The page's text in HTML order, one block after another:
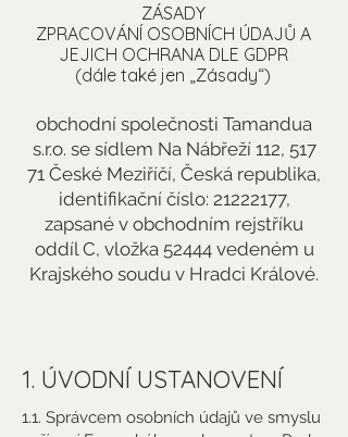
ZÁSADY
ZPRACOVÁNÍ OSOBNÍCH ÚDAJŮ A
JEJICH OCHRANA DLE GDPR
(dále také jen „Zásady“)
obchodní společnosti Tamandua
s.r.o. se sídlem Na Nábřeží 112, 517
71 České Meziříčí, Česká republika,
identifikační číslo: 21222177,
zapsané v obchodním rejstříku
oddíl C, vložka 52444 vedeném u
Krajského soudu v Hradci Králové.
1. ÚVODNÍ USTANOVENÍ
1.1. Správcem osobních údajů ve smyslu